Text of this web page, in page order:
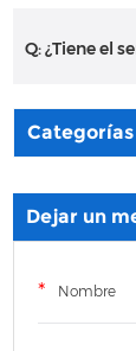
Q: ¿Tiene el
Dejar un